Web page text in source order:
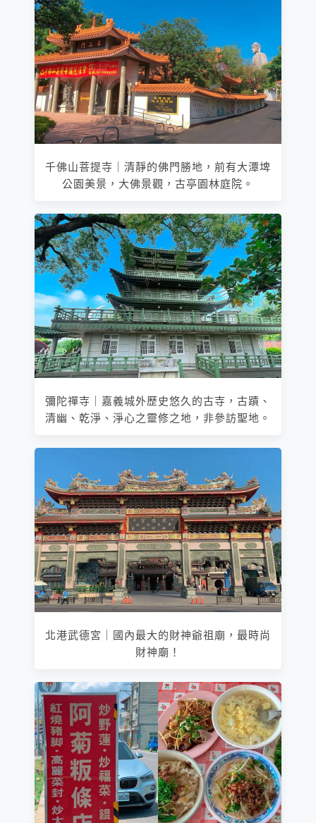
千佛山菩提寺｜清靜的佛門勝地，前有大潭埤
公園美景，大佛景觀，古亭園林庭院。
彌陀禪寺｜嘉義城外歷史悠久的古寺，古蹟、
清幽、乾淨、淨心之靈修之地，非參訪聖地。
北港武德宮｜國內最大的財神爺祖廟，最時尚
財神廟！